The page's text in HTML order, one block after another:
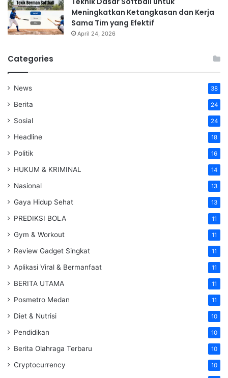
Meningkatkan Ketangkasan dan Kerja
Sama Tim yang Efektif
April 24, 2026
Categories
News 38
Berita 24
Sosial 24
Headline 18
Politik 16
HUKUM & KRIMINAL 14
Nasional 13
Gaya Hidup Sehat 13
PREDIKSI BOLA 11
Gym & Workout 11
Review Gadget Singkat 11
Aplikasi Viral & Bermanfaat 11
BERITA UTAMA 11
Posmetro Medan 11
Diet & Nutrisi 10
Pendidikan 10
Berita Olahraga Terbaru 10
Cryptocurrency 10